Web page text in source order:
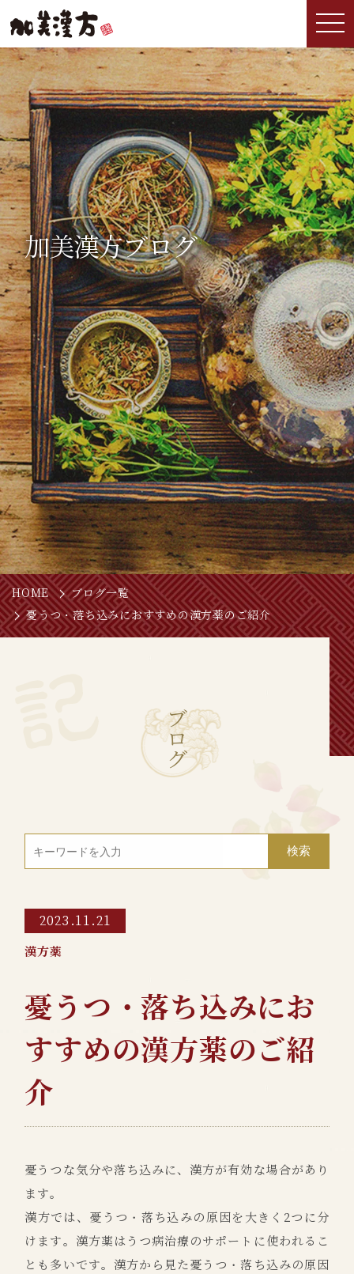
加美漢方ブログ
HOME
ブログ一覧
憂うつ・落ち込みにおすすめの漢方薬のご紹介
ブ
ロ
グ
2023.11.21
漢方薬
憂うつ・落ち込みにお
すすめの漢方薬のご紹
介
憂うつな気分や落ち込みに、漢方が有効な場合があり
ます。
漢方では、憂うつ・落ち込みの原因を大きく2つに分
けます。漢方薬はうつ病治療のサポートに使われるこ
とも多いです。漢方から見た憂うつ・落ち込みの原因